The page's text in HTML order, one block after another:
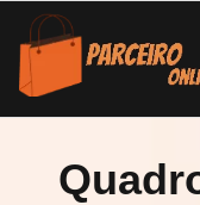
Pular
para
conteúdo